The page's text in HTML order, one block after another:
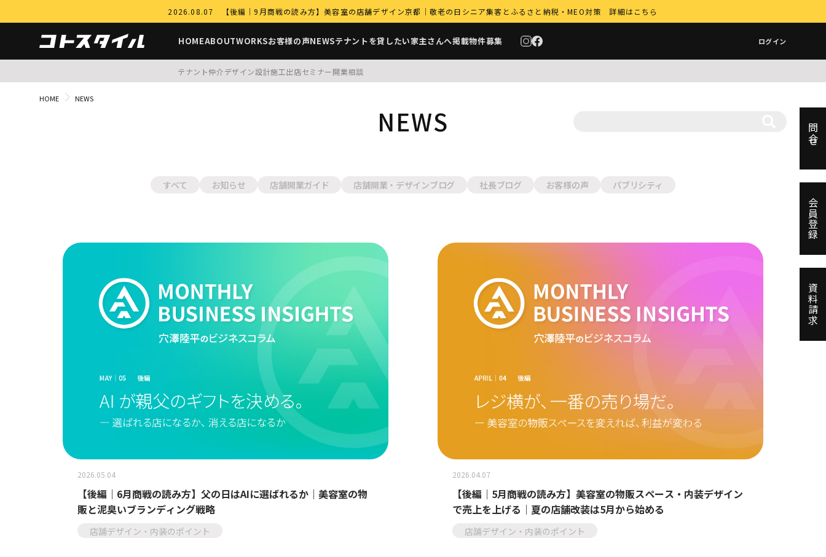
2026.08.07 【後編｜9月商戦の読み方】美容室の店舗デザイン京都｜敬老の日シニア集客とふるさと納税・MEO対策 詳細はこちら
HOMEABOUTWORKSお客様の声NEWSテナントを貸したい家主さんへ掲載物件募集 ログイン
テナント仲介デザイン設計施工出店セミナー開業相談
HOME NEWS
NEWS
すべて お知らせ 店舗開業ガイド 店舗開業・デザインブログ 社長ブログ お客様の声 パブリシティ
2026.05.04
【後編｜6月商戦の読み方】父の日はAIに選ばれるか｜美容室の物
販と泥臭いブランディング戦略
店舗デザイン・内装のポイント
2026.04.07
【後編｜5月商戦の読み方】美容室の物販スペース・内装デザイン
で売上を上げる｜夏の店舗改装は5月から始める
店舗デザイン・内装のポイント
問合せ
会員登録
資料請求